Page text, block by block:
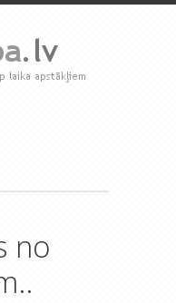
no